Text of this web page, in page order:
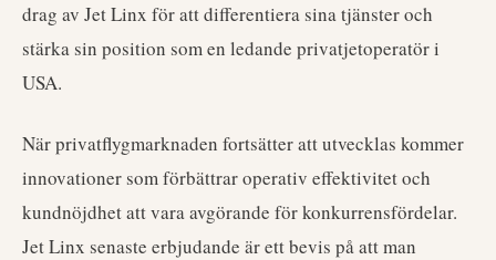
drag av Jet Linx för att differentiera sina tjänster och
stärka sin position som en ledande privatjetoperatör i
USA.
När privatflygmarknaden fortsätter att utvecklas kommer
innovationer som förbättrar operativ effektivitet och
kundnöjdhet att vara avgörande för konkurrensfördelar.
Jet Linx senaste erbjudande är ett bevis på att man